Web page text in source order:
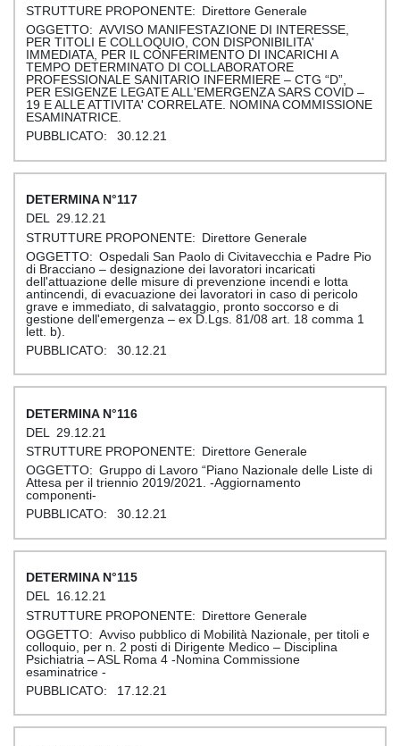
Direttore Generale
AVVISO MANIFESTAZIONE DI INTERESSE,
PER TITOLI E COLLOQUIO, CON DISPONIBILITA'
IMMEDIATA, PER IL CONFERIMENTO DI INCARICHI A
TEMPO DETERMINATO DI COLLABORATORE
PROFESSIONALE SANITARIO INFERMIERE – CTG “D”,
PER ESIGENZE LEGATE ALL'EMERGENZA SARS COVID –
19 E ALLE ATTIVITA' CORRELATE. NOMINA COMMISSIONE
ESAMINATRICE.
30.12.21
117
29.12.21
Direttore Generale
Ospedali San Paolo di Civitavecchia e Padre Pio
di Bracciano – designazione dei lavoratori incaricati
dell'attuazione delle misure di prevenzione incendi e lotta
antincendi, di evacuazione dei lavoratori in caso di pericolo
grave e immediato, di salvataggio, pronto soccorso e di
gestione dell'emergenza – ex D.Lgs. 81/08 art. 18 comma 1
lett. b).
30.12.21
116
29.12.21
Direttore Generale
Gruppo di Lavoro “Piano Nazionale delle Liste di
Attesa per il triennio 2019/2021. -Aggiornamento
componenti-
30.12.21
115
16.12.21
Direttore Generale
Avviso pubblico di Mobilità Nazionale, per titoli e
colloquio, per n. 2 posti di Dirigente Medico – Disciplina
Psichiatria – ASL Roma 4 -Nomina Commissione
esaminatrice -
17.12.21